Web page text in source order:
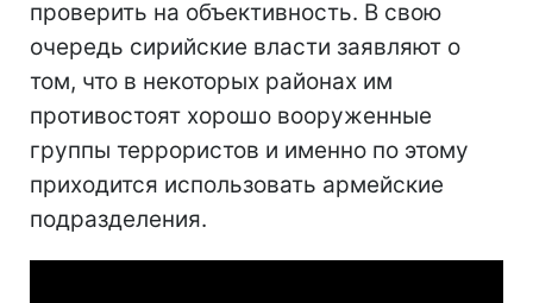
проверить на объективность. В свою
очередь сирийские власти заявляют о
том, что в некоторых районах им
противостоят хорошо вооруженные
группы террористов и именно по этому
приходится использовать армейские
подразделения.